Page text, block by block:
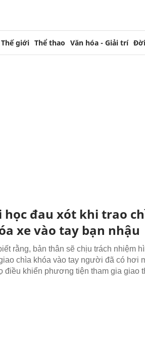
Thế giới Thể thao Văn hóa - Giải trí
học đau xót khi trao
xe vào tay bạn nhậu
rằng, bản thân sẽ chịu trách nhiệm
chìa khóa vào tay người đã có hơi
điều khiển phương tiện tham gia giao